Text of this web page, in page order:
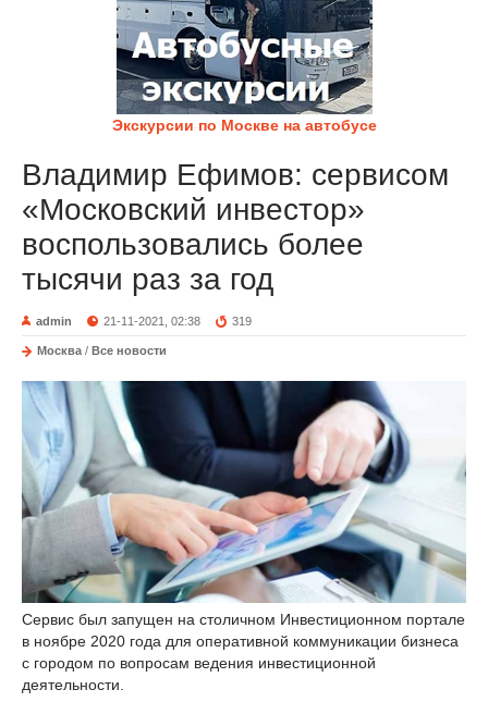
Экскурсии по Москве на автобусе
Владимир Ефимов: сервисом
«Московский инвестор»
воспользовались более
тысячи раз за год
admin 21-11-2021, 02:38 319
Москва / Все новости
Сервис был запущен на столичном Инвестиционном портале
в ноябре 2020 года для оперативной коммуникации бизнеса
с городом по вопросам ведения инвестиционной
деятельности.